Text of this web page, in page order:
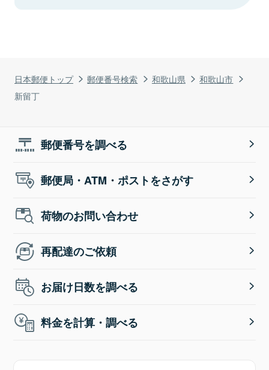
日本郵便トップ 郵便番号検索 和歌山県
和歌山市
新留丁
郵便番号を調べる
郵便局・ATM・ポストをさがす
荷物のお問い合わせ
再配達のご依頼
お届け日数を調べる
料金を計算・調べる